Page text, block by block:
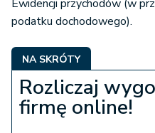
Ewidencji przychodów (w
podatku dochodowego).
NA SKRÓTY
Rozliczaj
firmę online!